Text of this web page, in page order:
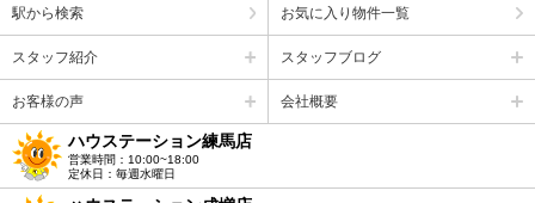
駅から検索 お気に入り物件一覧
スタッフ紹介 スタッフブログ
お客様の声 会社概要
ハウステーション練馬店
営業時間：10:00~18:00
定休日：毎週水曜日